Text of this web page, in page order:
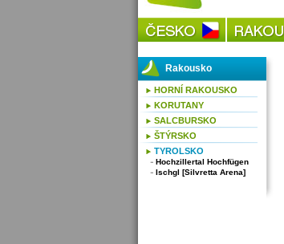
Rakousko
HORNÍ RAKOUSKO
KORUTANY
SALCBURSKO
ŠTÝRSKO
TYROLSKO
Hochzillertal Hochfügen
Ischgl [Silvretta Arena]